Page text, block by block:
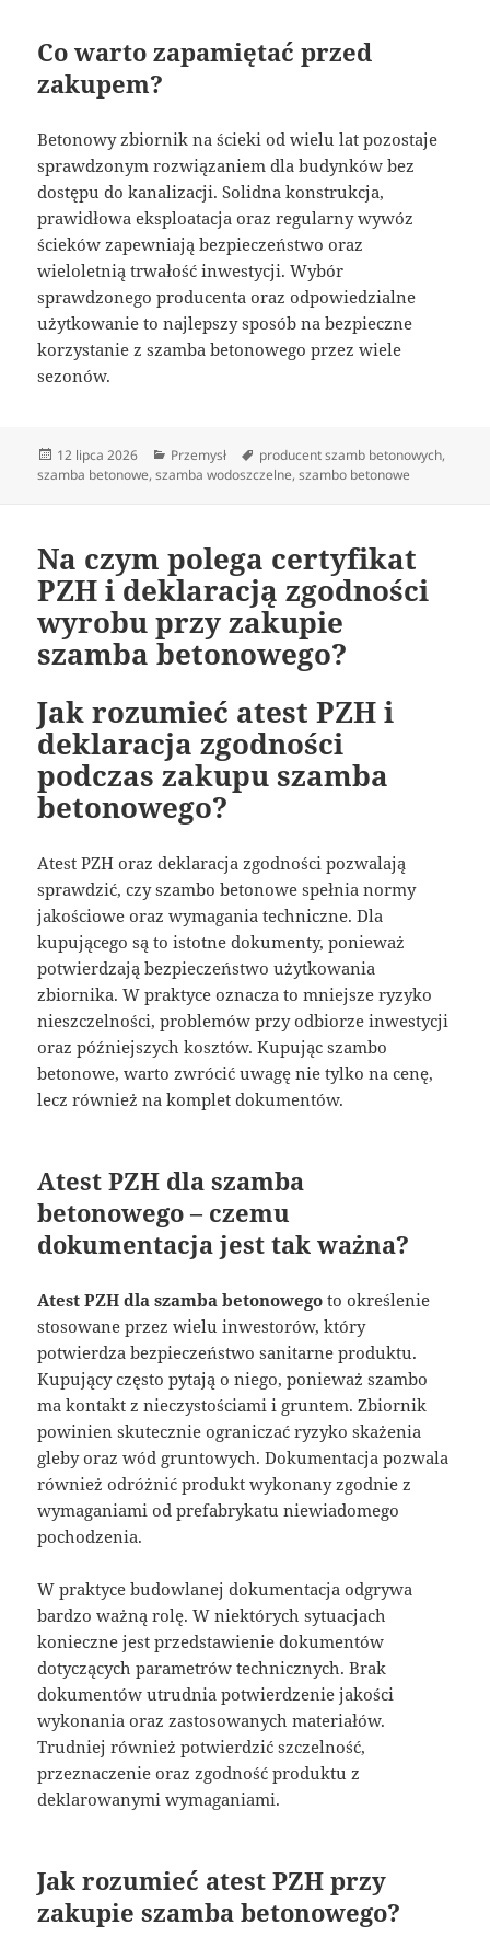
Co warto zapamiętać przed
zakupem?
Betonowy zbiornik na ścieki od wielu lat pozostaje
sprawdzonym rozwiązaniem dla budynków bez
dostępu do kanalizacji. Solidna konstrukcja,
prawidłowa eksploatacja oraz regularny wywóz
ścieków zapewniają bezpieczeństwo oraz
wieloletnią trwałość inwestycji. Wybór
sprawdzonego producenta oraz odpowiedzialne
użytkowanie to najlepszy sposób na bezpieczne
korzystanie z szamba betonowego przez wiele
sezonów.
Data
publikacji
12 lipca 2026 Kategorie
Przemysł Tagi
producent szamb betonowych,
szamba betonowe,szamba wodoszczelne,szambo betonowe
Na czym polega certyfikat
PZH i deklaracją zgodności
wyrobu przy zakupie
szamba betonowego?
Jak rozumieć atest PZH i
deklaracja zgodności
podczas zakupu szamba
betonowego?
Atest PZH oraz deklaracja zgodności pozwalają
sprawdzić, czy szambo betonowe spełnia normy
jakościowe oraz wymagania techniczne. Dla
kupującego są to istotne dokumenty, ponieważ
potwierdzają bezpieczeństwo użytkowania
zbiornika. W praktyce oznacza to mniejsze ryzyko
nieszczelności, problemów przy odbiorze inwestycji
oraz późniejszych kosztów. Kupując szambo
betonowe, warto zwrócić uwagę nie tylko na cenę,
lecz również na komplet dokumentów.
Atest PZH dla szamba
betonowego – czemu
dokumentacja jest tak ważna?
Atest PZH dla szamba betonowego to określenie
stosowane przez wielu inwestorów, który
potwierdza bezpieczeństwo sanitarne produktu.
Kupujący często pytają o niego, ponieważ szambo
ma kontakt z nieczystościami i gruntem. Zbiornik
powinien skutecznie ograniczać ryzyko skażenia
gleby oraz wód gruntowych. Dokumentacja pozwala
również odróżnić produkt wykonany zgodnie z
wymaganiami od prefabrykatu niewiadomego
pochodzenia.
W praktyce budowlanej dokumentacja odgrywa
bardzo ważną rolę. W niektórych sytuacjach
konieczne jest przedstawienie dokumentów
dotyczących parametrów technicznych. Brak
dokumentów utrudnia potwierdzenie jakości
wykonania oraz zastosowanych materiałów.
Trudniej również potwierdzić szczelność,
przeznaczenie oraz zgodność produktu z
deklarowanymi wymaganiami.
Jak rozumieć atest PZH przy
zakupie szamba betonowego?